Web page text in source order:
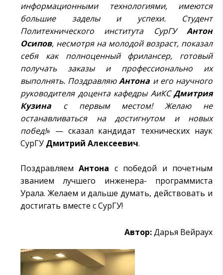
информационными технологиями, имеются
большие заделы и успехи. Студент
Политехнического института СурГУ Антон
Осипов, несмотря на молодой возраст, показал
себя как полноценный фрилансер, готовый
получать заказы и профессионально их
выполнять. ПоздравляюАнтона и его научного
руководителя доцента кафедры АиКСДмитрия
Кузина с первым местом! Желаю не
останавливаться на достигнутом и новых
побед!» — сказал кандидат технических наук
СурГУ Дмитрий Алексеевич.
ПоздравляемАнтона с победой и почетным
званием лучшего инженера- программиста
Урала. Желаем и дальше думать, действовать и
достигать вместе с СурГУ!
Автор:Дарья Вейраух